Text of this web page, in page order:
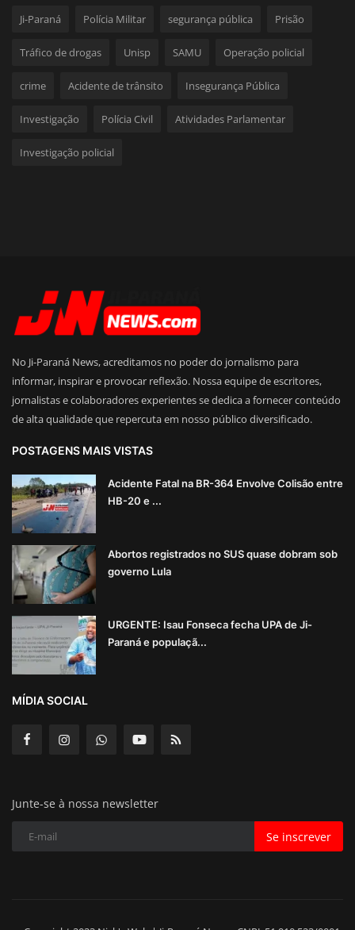
Ji-Paraná Polícia Militar segurança pública Prisão
Tráfico de drogas Unisp SAMU Operação policial
crime Acidente de trânsito Insegurança Pública
Investigação Polícia Civil Atividades Parlamentar
Investigação policial
No Ji-Paraná News, acreditamos no poder do jornalismo para
informar, inspirar e provocar reflexão. Nossa equipe de escritores,
jornalistas e colaboradores experientes se dedica a fornecer conteúdo
de alta qualidade que repercuta em nosso público diversificado.
POSTAGENS MAIS VISTAS
Acidente Fatal na BR-364 Envolve Colisão entre
HB-20 e ...
Abortos registrados no SUS quase dobram sob
governo Lula
URGENTE: Isau Fonseca fecha UPA de Ji-
Paraná e populaçã...
MÍDIA SOCIAL
Junte-se à nossa newsletter
Se inscrever